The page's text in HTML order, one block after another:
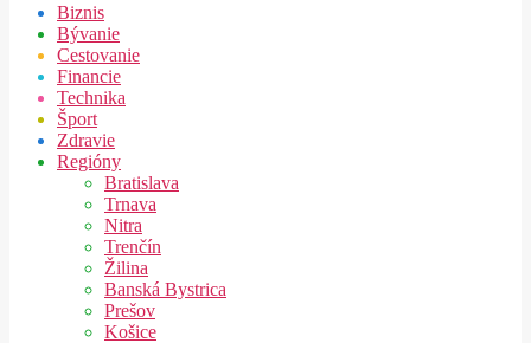
Biznis
Bývanie
Cestovanie
Financie
Technika
Šport
Zdravie
Regióny
Bratislava
Trnava
Nitra
Trenčín
Žilina
Banská Bystrica
Prešov
Košice